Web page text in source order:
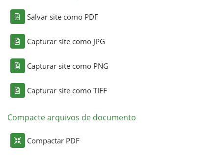
Salvar site como PDF
Capturar site como JPG
Capturar site como PNG
Capturar site como TIFF
Compacte arquivos de documento
Compactar PDF